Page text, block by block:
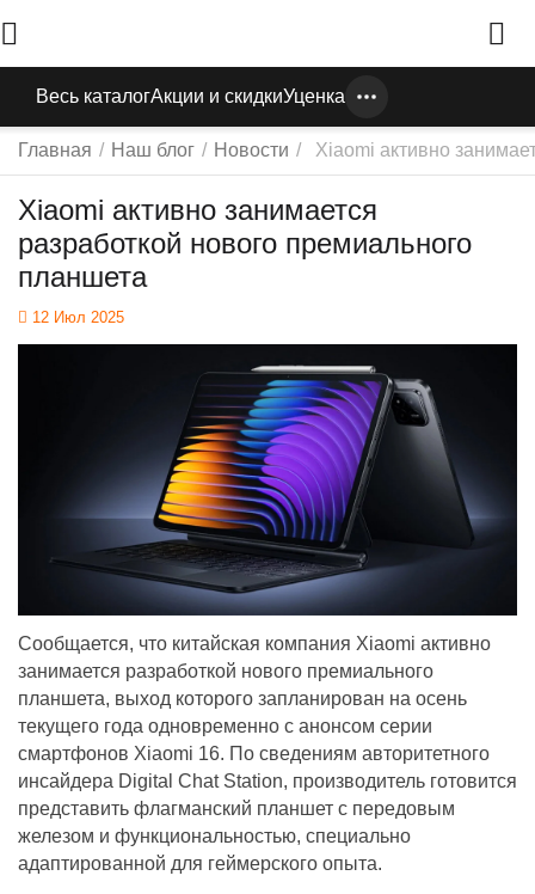
Весь каталогАкции и скидкиУценка
Главная / Наш блог / Новости / Xiaomi активно
Xiaomi активно занимается
разработкой нового премиального
планшета
12 Июл 2025
Сообщается, что китайская компания Xiaomi активно
занимается разработкой нового премиального
планшета, выход которого запланирован на осень
текущего года одновременно с анонсом серии
смартфонов Xiaomi 16. По сведениям авторитетного
инсайдера Digital Chat Station, производитель готовится
представить флагманский планшет с передовым
железом и функциональностью, специально
адаптированной для геймерского опыта.